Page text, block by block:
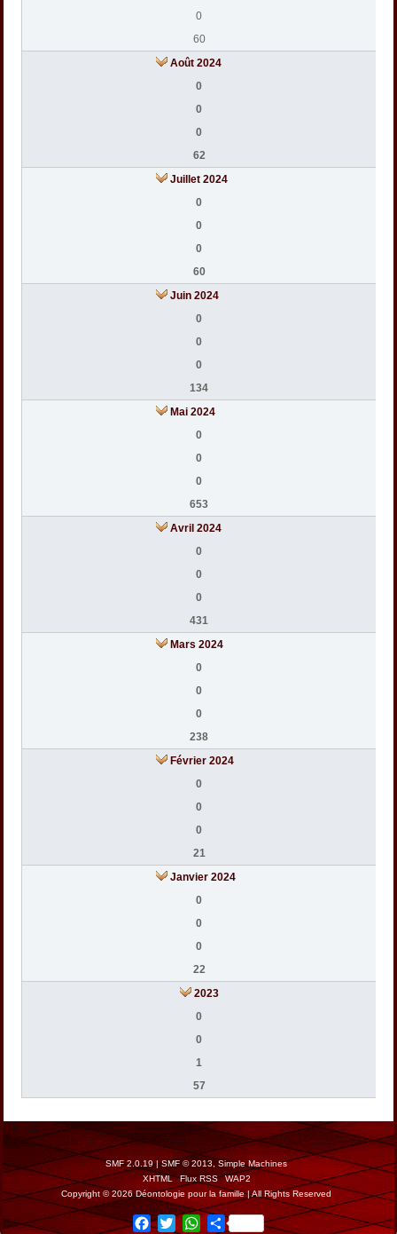
0
60
Août 2024
0
0
0
62
Juillet 2024
0
0
0
60
Juin 2024
0
0
0
134
Mai 2024
0
0
0
653
Avril 2024
0
0
0
431
Mars 2024
0
0
0
238
Février 2024
0
0
0
21
Janvier 2024
0
0
0
22
2023
0
0
1
57
SMF 2.0.19|SMF © 2013 Simple Machines
XHTML
Flux RSS
WAP2
Copyright © 2026 Déontologie pour la famille | All Rights Reserved
Facebook
Twitter WhatsApp
Share